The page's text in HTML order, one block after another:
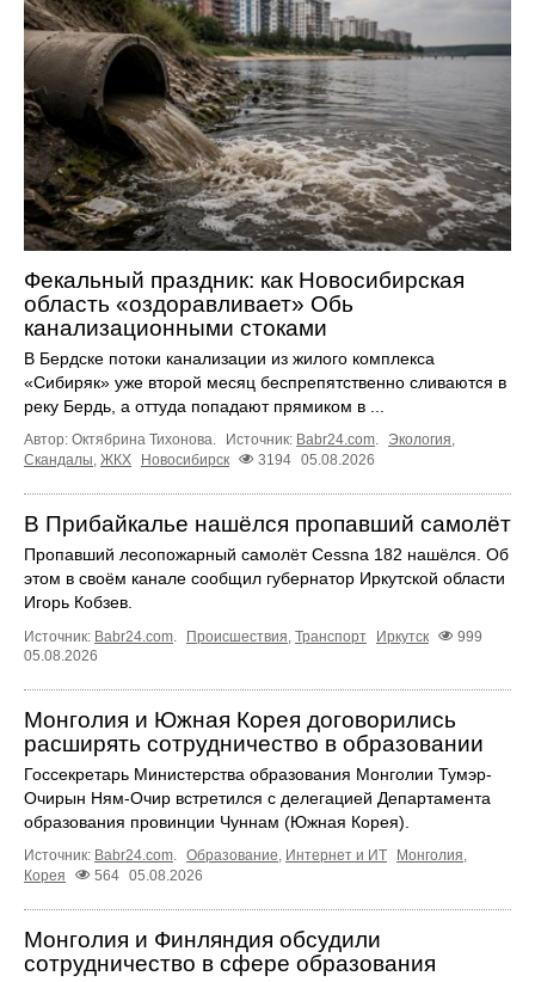
Фекальный праздник: как Новосибирская
область «оздоравливает» Обь
канализационными стоками
В Бердске потоки канализации из жилого комплекса
«Сибиряк» уже второй месяц беспрепятственно сливаются в
реку Бердь, а оттуда попадают прямиком в ...
Автор: Октябрина Тихонова. Источник: Babr24.com Экология
Скандалы ЖКХ Новосибирск 3194 05.08.2026
В Прибайкалье нашёлся пропавший самолёт
Пропавший лесопожарный самолёт Cessna 182 нашёлся. Об
этом в своём канале сообщил губернатор Иркутской области
Игорь Кобзев.
Источник: Babr24.com Происшествия Транспорт Иркутск
999
05.08.2026
Монголия и Южная Корея договорились
расширять сотрудничество в образовании
Госсекретарь Министерства образования Монголии Тумэр-
Очирын Ням-Очир встретился с делегацией Департамента
образования провинции Чуннам (Южная Корея).
Источник: Babr24.com Образование Интернет и ИТ Монголия
Корея
564 05.08.2026
Монголия и Финляндия обсудили
сотрудничество в сфере образования